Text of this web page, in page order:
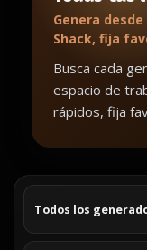
Genera
Shack, fija
Busca cada
espacio de
rápidos, fija
Todos los